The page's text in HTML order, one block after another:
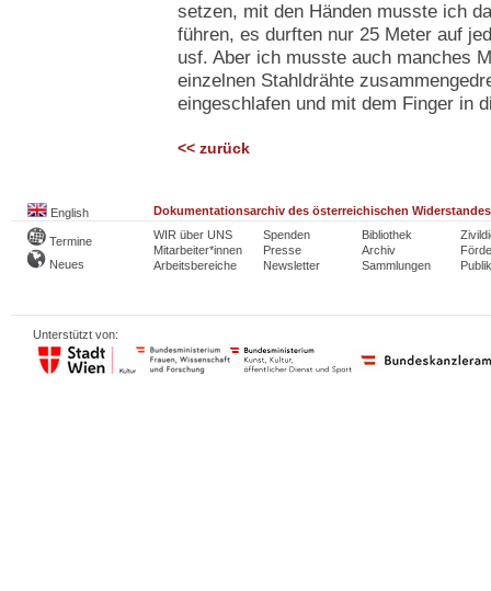
setzen, mit den Händen musste ich
führen, es durften nur 25 Meter auf
usf. Aber ich musste auch manches
einzelnen Stahldrähte
eingeschlafen und mit dem Finger in
<< zurück
English Dokumentationsarchiv des österreichischen Widerstandes
Termine
Neues
WIR über UNS
Mitarbeiter*innen
Arbeitsbereiche
Spenden
Presse
Newsletter
Bibliothek
Archiv
Sammlungen
Unterstützt von: